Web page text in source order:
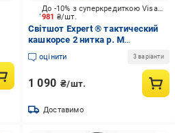
981 ₴/шт.
До -10% з суперкредиткою Visa Вигода
Світшот Expert ® тактический
кашкорсе 2 нитка р. М
мультикам
оцінити 3 варіанти
1 090 ₴/шт.
Доставимо